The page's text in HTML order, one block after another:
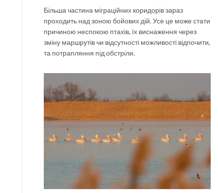
Більша частина міграційних коридорів зараз
проходить над зоною бойових дій. Усе це може стати
причиною неспокою птахів, їх виснаження через
зміну маршрутів чи відсутності можливості відпочити,
та потрапляння під обстріли.